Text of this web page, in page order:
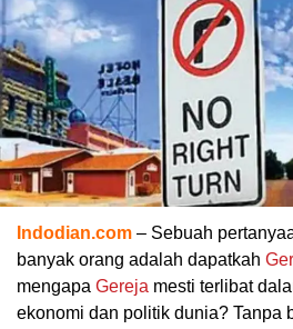
Indodian.com – Sebuah
banyak orang adalah dapatkah
mengapa Gereja mesti terlibat
ekonomi dan politik dunia? Tanpa